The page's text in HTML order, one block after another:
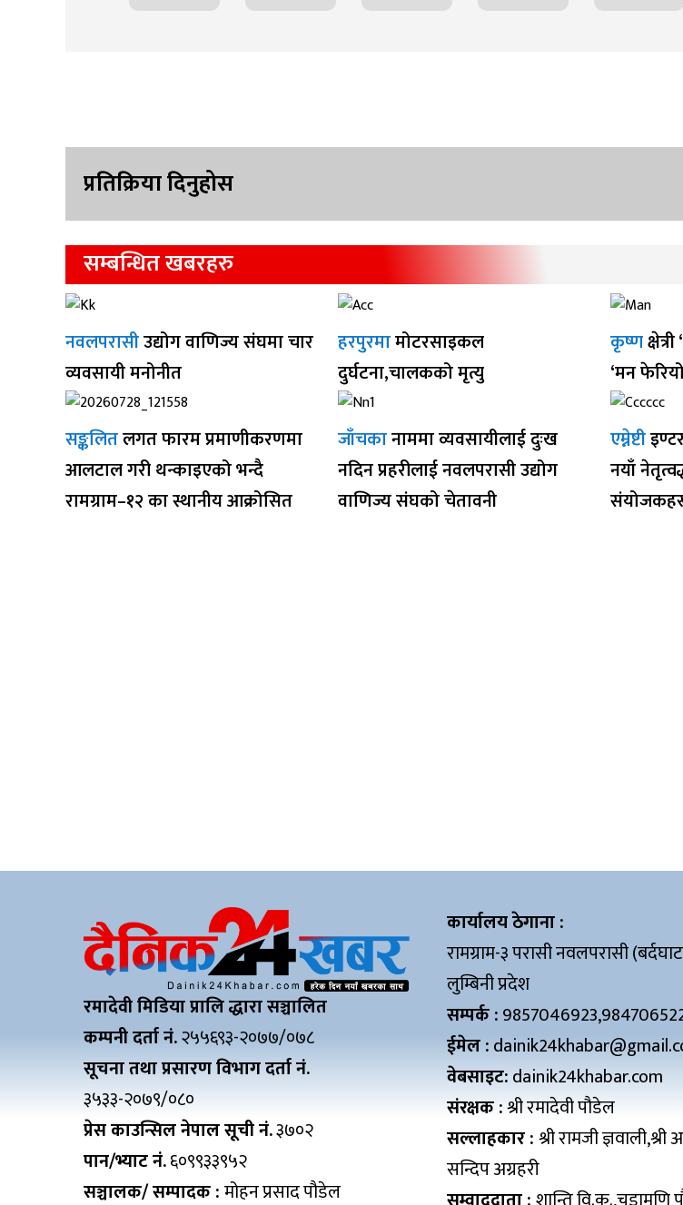
प्रतिक्रिया दिनुहोस
सम्बन्धित खबरहरु
नवलपरासीउद्योग वाणिज्य संघमा चार
व्यवसायी मनोनीत
हरपुरमामोटरसाइकल
दुर्घटना,चालकको मृत्यु
कृष्ण
‘मन
सङ्कलितलगत फारम प्रमाणीकरणमा
आलटाल गरी थन्काइएको भन्दै
रामग्राम–१२ का स्थानीय आक्रोसित
जाँचकानाममा व्यवसायीलाई दुःख
नदिन प्रहरीलाई नवलपरासी उद्योग
वाणिज्य संघको चेतावनी
एम्नेष्टी
नयाँ
रमादेवी मिडिया प्रालि द्धारा सञ्चालित
कम्पनी दर्ता नं.२५५६९३-२०७७/०७८
सूचना तथा प्रसारण विभाग दर्ता नं.
३५३३-२०७९/०८०
प्रेस काउन्सिल नेपाल सूची नं.३७०२
पान/भ्याट नं.६०९९३३९५२
सञ्चालक/ सम्पादक :मोहन प्रसाद पौडेल
कार्यालय ठेगाना :
रामग्राम-३ परासी नवलपरासी
लुम्बिनी प्रदेश
सम्पर्क :
ईमेल :
वेबसाइट:dainik24khabar.com
संरक्षक :श्री रमादेवी पौडेल
सल्लाहकार :श्री रामजी ज्ञवाली,श्री
सन्दिप अग्रहरी